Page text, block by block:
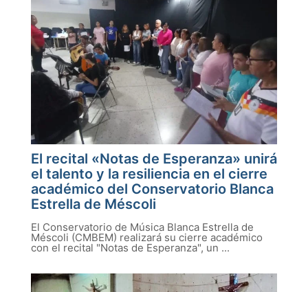
El recital «Notas de Esperanza» unirá
el talento y la resiliencia en el cierre
académico del Conservatorio Blanca
Estrella de Méscoli
El Conservatorio de Música Blanca Estrella de
Méscoli (CMBEM) realizará su cierre académico
con el recital "Notas de Esperanza", un ...